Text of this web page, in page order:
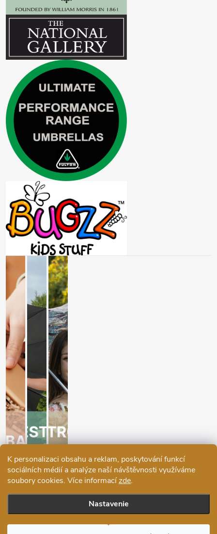
K personalizaci obsahu a reklam, poskytování funkcí
sociálních médií a analýze naší návštěvnosti využíváme
soubory cookies. Více informacízde.
Nastavenie
Copyright 2026Ráj deštníků. Všetky práva vyhradené.Upraviť
nastavenie cookies